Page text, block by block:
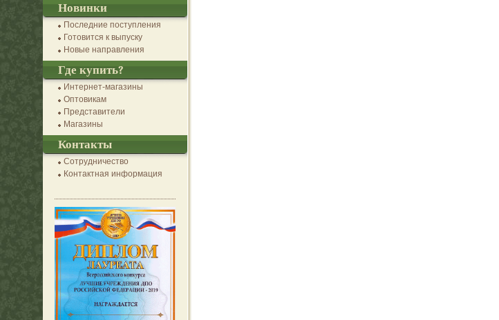
Новинки
Последние поступления
Готовится к выпуску
Новые направления
Где купить?
Интернет-магазины
Оптовикам
Представители
Магазины
Контакты
Сотрудничество
Контактная информация